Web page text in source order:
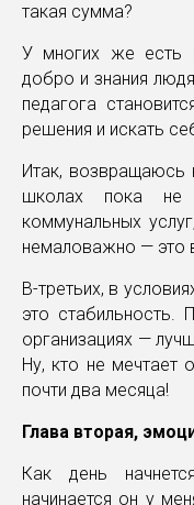
такая сумма?
У многих же есть
добро и знания
педагога
решения и искать
Итак, возвращаюсь
школах пока не
коммунальных
немаловажно — это
В-третьих, в
это стабильность.
организациях —
Ну, кто не мечтает
почти два месяца!
Глава вторая,
Как день
начинается он у